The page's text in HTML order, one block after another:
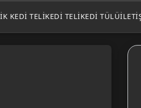
KEDI TELIKEDI TELIKEDI TÜLÜ